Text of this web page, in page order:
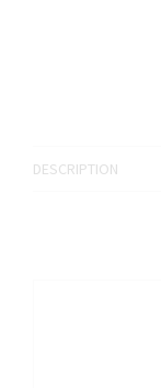
DESCRIPTION